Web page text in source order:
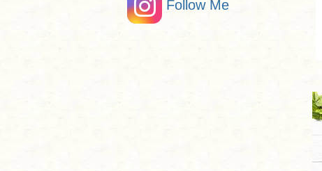
Follow Me